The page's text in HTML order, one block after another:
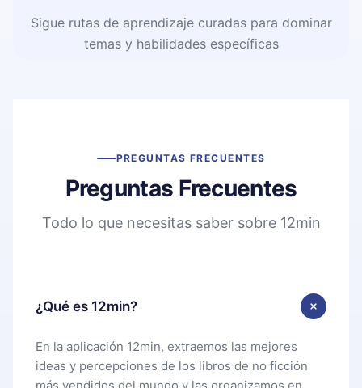
Sigue rutas de aprendizaje curadas para dominar
temas y habilidades específicas
PREGUNTAS FRECUENTES
Preguntas Frecuentes
Todo lo que necesitas saber sobre 12min
¿Qué es 12min?
En la aplicación 12min, extraemos las mejores
ideas y percepciones de los libros de no ficción